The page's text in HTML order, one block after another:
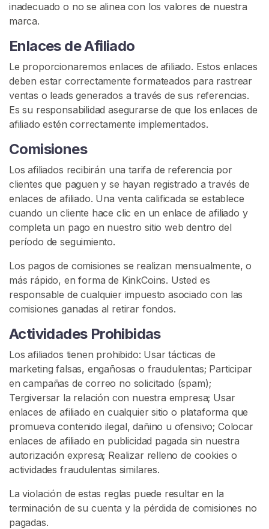
inadecuado o no se alinea con los valores de nuestra
marca.
Enlaces de Afiliado
Le proporcionaremos enlaces de afiliado. Estos enlaces
deben estar correctamente formateados para rastrear
ventas o leads generados a través de sus referencias.
Es su responsabilidad asegurarse de que los enlaces de
afiliado estén correctamente implementados.
Comisiones
Los afiliados recibirán una tarifa de referencia por
clientes que paguen y se hayan registrado a través de
enlaces de afiliado. Una venta calificada se establece
cuando un cliente hace clic en un enlace de afiliado y
completa un pago en nuestro sitio web dentro del
período de seguimiento.
Los pagos de comisiones se realizan mensualmente, o
más rápido, en forma de KinkCoins. Usted es
responsable de cualquier impuesto asociado con las
comisiones ganadas al retirar fondos.
Actividades Prohibidas
Los afiliados tienen prohibido: Usar tácticas de
marketing falsas, engañosas o fraudulentas; Participar
en campañas de correo no solicitado (spam);
Tergiversar la relación con nuestra empresa; Usar
enlaces de afiliado en cualquier sitio o plataforma que
promueva contenido ilegal, dañino u ofensivo; Colocar
enlaces de afiliado en publicidad pagada sin nuestra
autorización expresa; Realizar relleno de cookies o
actividades fraudulentas similares.
La violación de estas reglas puede resultar en la
terminación de su cuenta y la pérdida de comisiones no
pagadas.
I
c
i
o
E
p
l
o
r
a
r
V
n
d
e
d
o
r
e
s
T
r
a
n
s
C
o
n
t